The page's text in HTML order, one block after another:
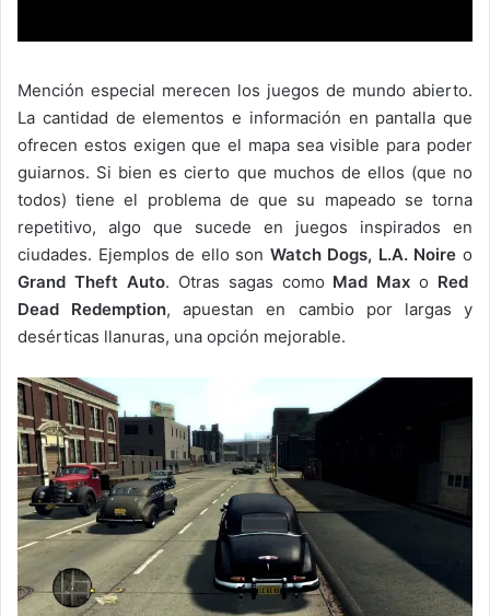
Mención especial merecen los juegos de mundo abierto.
La cantidad de elementos e información en pantalla que
ofrecen estos exigen que el mapa sea visible para poder
guiarnos. Si bien es cierto que muchos de ellos (que no
todos) tiene el problema de que su mapeado se torna
repetitivo, algo que sucede en juegos inspirados en
ciudades. Ejemplos de ello son Watch Dogs, L.A. Noire o
Grand Theft Auto. Otras sagas como Mad Max o Red
Dead Redemption, apuestan en cambio por largas y
desérticas llanuras, una opción mejorable.